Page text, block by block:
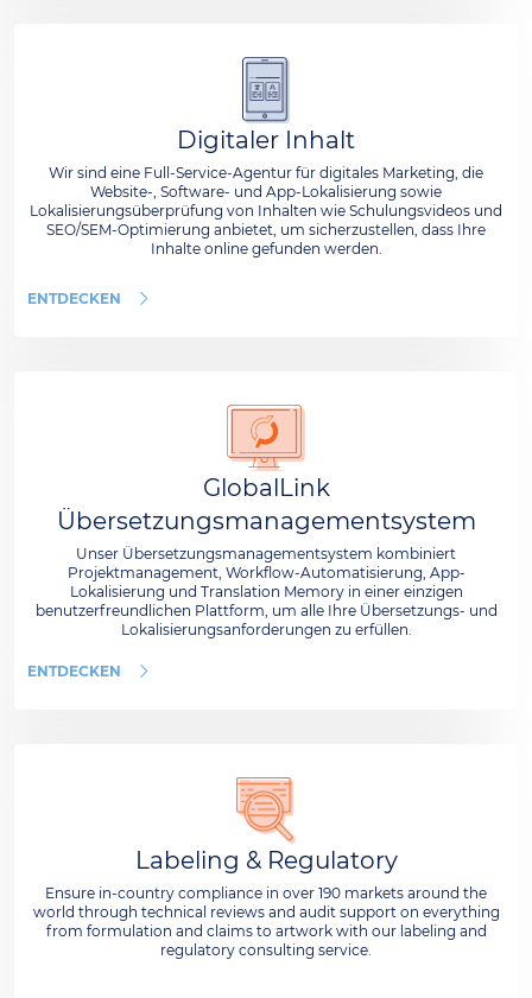
Digitaler Inhalt
Wir sind eine Full-Service-Agentur für digitales Marketing, die
Website-, Software- und App-Lokalisierung sowie
Lokalisierungsüberprüfung von Inhalten wie Schulungsvideos und
SEO/SEM-Optimierung anbietet, um sicherzustellen, dass Ihre
Inhalte online gefunden werden.
ENTDECKEN
GlobalLink
Übersetzungsmanagementsystem
Unser Übersetzungsmanagementsystem kombiniert
Projektmanagement, Workflow-Automatisierung, App-
Lokalisierung und Translation Memory in einer einzigen
benutzerfreundlichen Plattform, um alle Ihre Übersetzungs- und
Lokalisierungsanforderungen zu erfüllen.
ENTDECKEN
Labeling & Regulatory
Ensure in-country compliance in over 190 markets around the
world through technical reviews and audit support on everything
from formulation and claims to artwork with our labeling and
regulatory consulting service.